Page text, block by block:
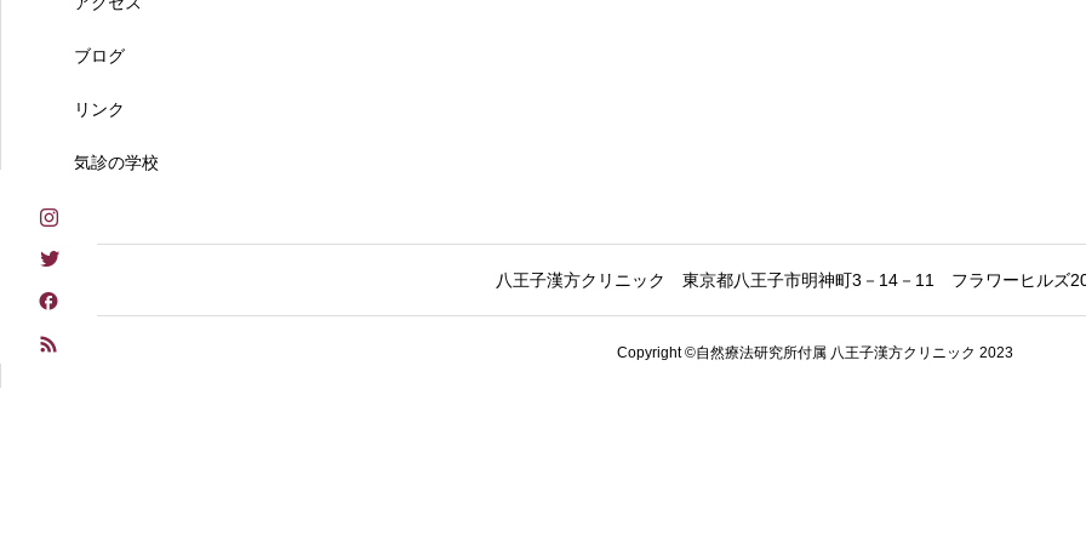
ブログ
リンク
気診の学校
八王子漢方クリニック 東京都八王子市明神町3－14－11 フラワーヒルズ
Copyright ©自然療法研究所付属 八王子漢方クリニック 2023